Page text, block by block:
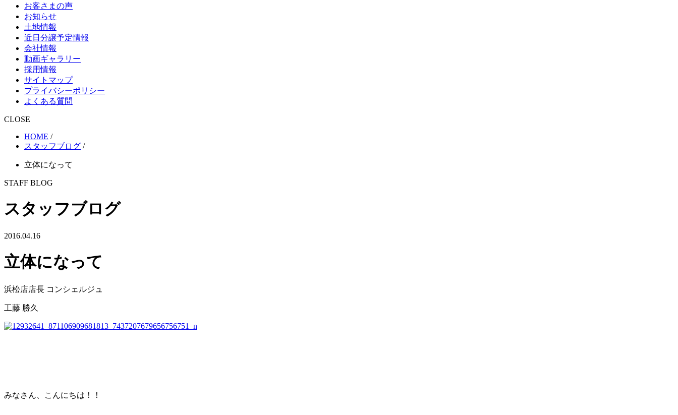
お客さまの声
お知らせ
土地情報
近日分譲予定情報
会社情報
動画ギャラリー
採用情報
サイトマップ
プライバシーポリシー
よくある質問
CLOSE
HOME /
スタッフブログ /
立体になって
STAFF BLOG
スタッフブログ
2016.04.16
立体になって
浜松店店長 コンシェルジュ
工藤 勝久
みなさん、こんにちは！！